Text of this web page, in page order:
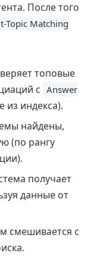
После того
Topic Matching
топовые
с Answer
из индекса).
найдены,
(по рангу
получает
данные от
смешивается с